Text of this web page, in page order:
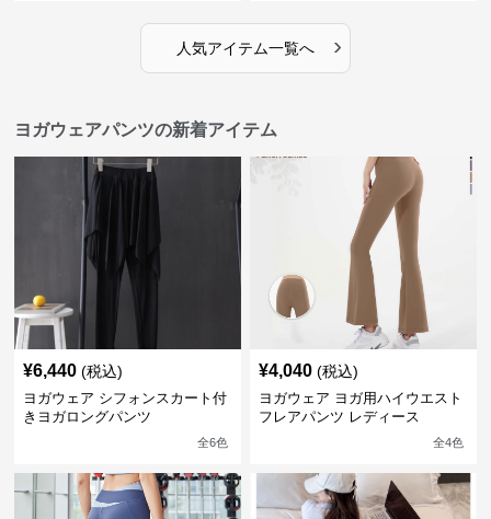
人気アイテム一覧へ ›
ヨガウェアパンツの新着アイテム
¥6,440 (税込)
ヨガウェア シフォンスカート付
きヨガロングパンツ
全6色
¥4,040 (税込)
ヨガウェア ヨガ用ハイウエスト
フレアパンツ レディース
全4色